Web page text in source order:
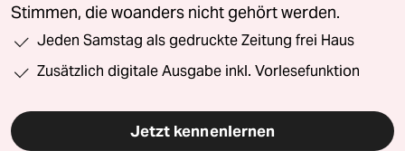
Stimmen, die woanders nicht gehört werden.
Jeden Samstag als gedruckte Zeitung frei Haus
Zusätzlich digitale Ausgabe inkl. Vorlesefunktion
Jetzt kennenlernen